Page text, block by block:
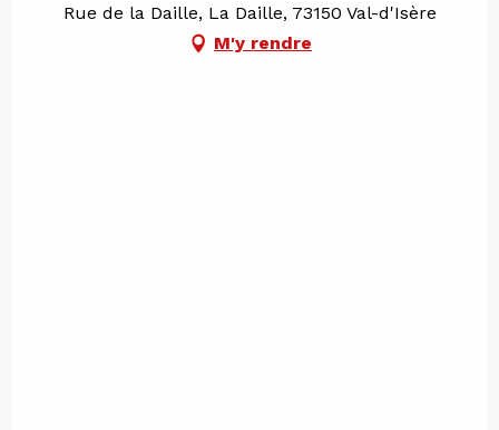
Rue de la Daille, La Daille, 73150 Val-d'Isère
M'y rendre